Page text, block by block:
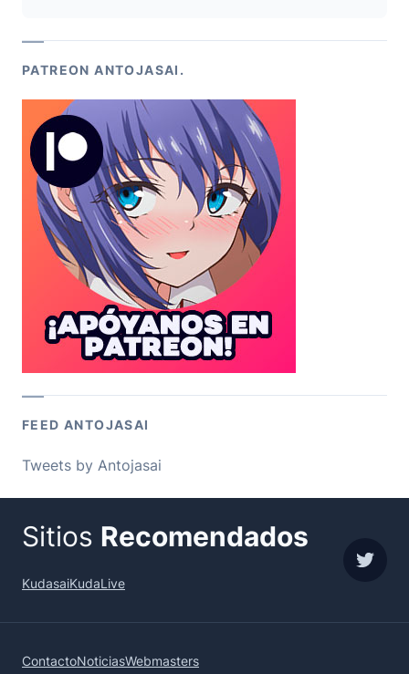
PATREON ANTOJASAI.
FEED ANTOJASAI
Tweets by Antojasai
Sitios Recomendados
KudasaiKudaLive
ContactoNoticiasWebmasters